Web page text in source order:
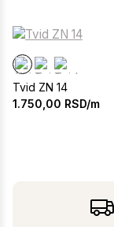
Tvid ZN 14
1.750,00 RSD/m